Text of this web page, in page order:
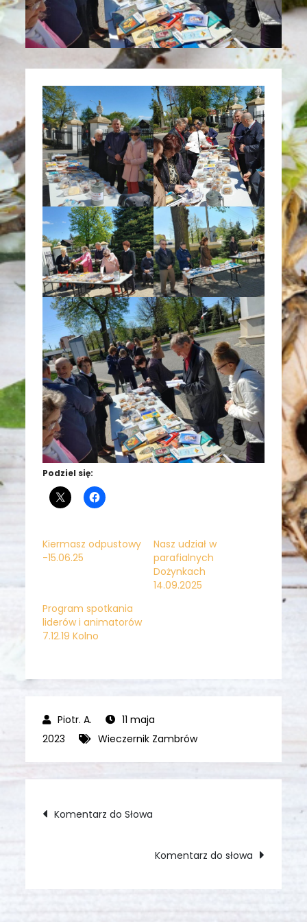
Podziel się:
Kiermasz odpustowy
-15.06.25
Nasz udział w
parafialnych
Dożynkach
14.09.2025
Program spotkania
liderów i animatorów
7.12.19 Kolno
11 maja
2023
Wieczernik Zambrów
Nawigacja
Komentarz do Słowa
Komentarz do słowa